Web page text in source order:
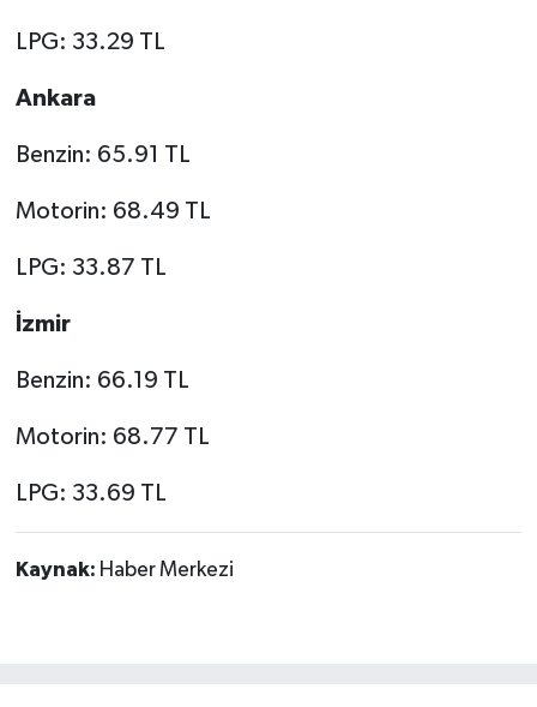
LPG: 33.29 TL
Ankara
Benzin: 65.91 TL
Motorin: 68.49 TL
LPG: 33.87 TL
İzmir
Benzin: 66.19 TL
Motorin: 68.77 TL
LPG: 33.69 TL
Kaynak: Haber Merkezi